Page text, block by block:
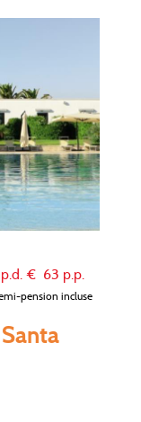
€ 63 p.p.
pension incluse